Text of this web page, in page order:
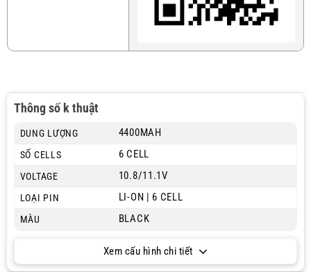
Thông số k thuật
DUNG LƯỢNG 4400MAH
SỐ CELLS 6 CELL
VOLTAGE 10.8/11.1V
LOẠI PIN LI-ON | 6 CELL
MÀU BLACK
Xem cấu hình chi tiết